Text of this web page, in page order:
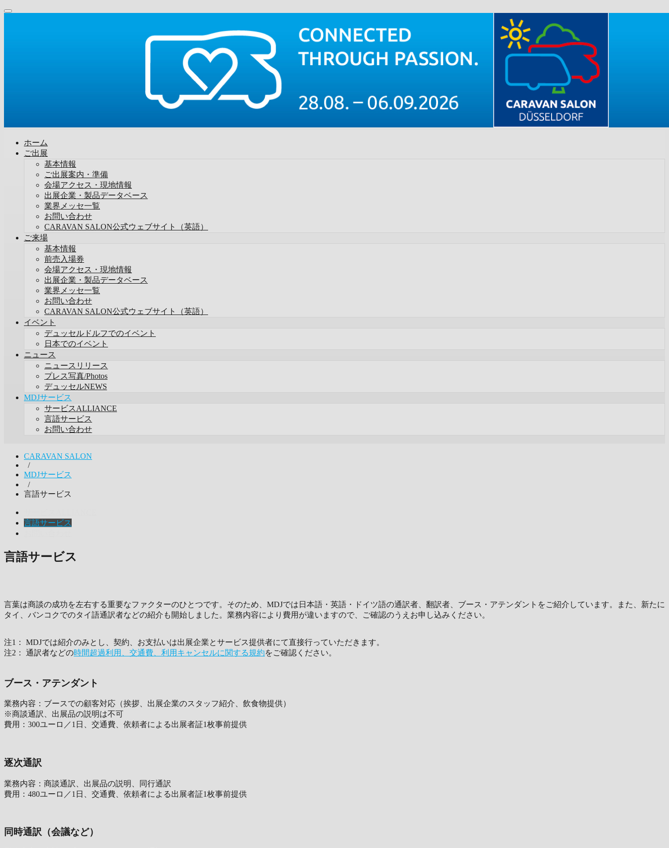
ホーム
ご出展
基本情報
ご出展案内・準備
会場アクセス・現地情報
出展企業・製品データベース
業界メッセ一覧
お問い合わせ
CARAVAN SALON公式ウェブサイト（英語）
ご来場
基本情報
前売入場券
会場アクセス・現地情報
出展企業・製品データベース
業界メッセ一覧
お問い合わせ
CARAVAN SALON公式ウェブサイト（英語）
イベント
デュッセルドルフでのイベント
日本でのイベント
ニュース
ニュースリリース
プレス写真/Photos
デュッセルNEWS
MDJサービス
サービスALLIANCE
言語サービス
お問い合わせ
CARAVAN SALON
/
MDJサービス
/
言語サービス
言語サービス
言語サービス
言葉は商談の成功を左右する重要なファクターのひとつです。そのため、MDJでは日本語・英語・ドイツ語の通訳者、翻訳者、ブース・アテンダントをご紹介しています。また、新たに
タイ、バンコクでのタイ語通訳者などの紹介も開始しました。業務内容により費用が違いますので、ご確認のうえお申し込みください。
注1： MDJでは紹介のみとし、契約、お支払いは出展企業とサービス提供者にて直接行っていただきます。
注2： 通訳者などの時間超過利用、交通費、利用キャンセルに関する規約をご確認ください。
ブース・アテンダント
業務内容：ブースでの顧客対応（挨拶、出展企業のスタッフ紹介、飲食物提供）
※商談通訳、出展品の説明は不可
費用：300ユーロ／1日、交通費、依頼者による出展者証1枚事前提供
逐次通訳
業務内容：商談通訳、出展品の説明、同行通訳
費用：480ユーロ／1日、交通費、依頼者による出展者証1枚事前提供
同時通訳（会議など）